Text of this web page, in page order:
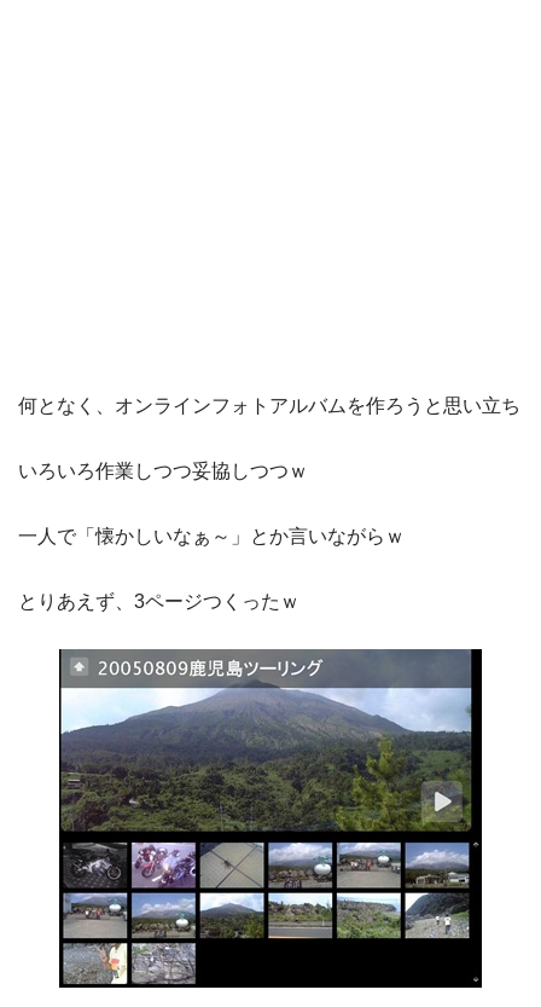
何となく、オンラインフォトアルバムを作ろうと思い立ち
いろいろ作業しつつ妥協しつつｗ
一人で「懐かしいなぁ～」とか言いながらｗ
とりあえず、3ページつくったｗ